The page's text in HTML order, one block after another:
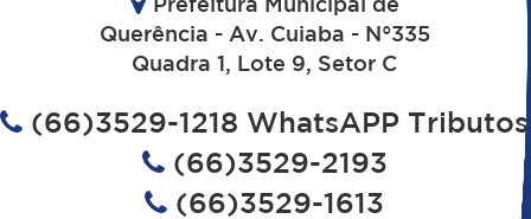
Querência - Av. Cuiaba - N°335
Quadra 1, Lote 9, Setor C
(66)3529-1218 WhatsAPP Tributos
(66)3529-2193
(66)3529-1613